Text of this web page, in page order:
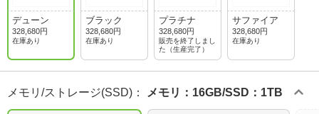
デューン
328,680円
在庫あり
ブラック
328,680円
在庫あり
プラチナ
328,680円
販売を終了しまし
た（生産完了）
サファイア
328,680円
在庫あり
メモリ/ストレージ(SSD) ： メモリ：16GB/SSD：1TB